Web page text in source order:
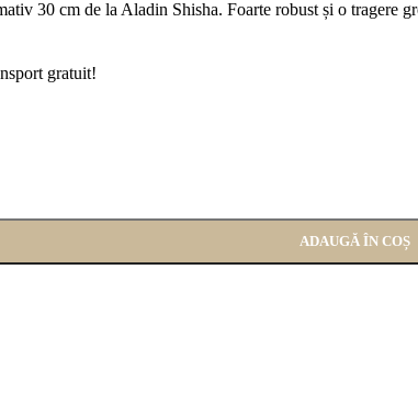
30 cm de la Aladin Shisha. Foarte robust și o tragere
gratuit!
ADAUGĂ ÎN COȘ